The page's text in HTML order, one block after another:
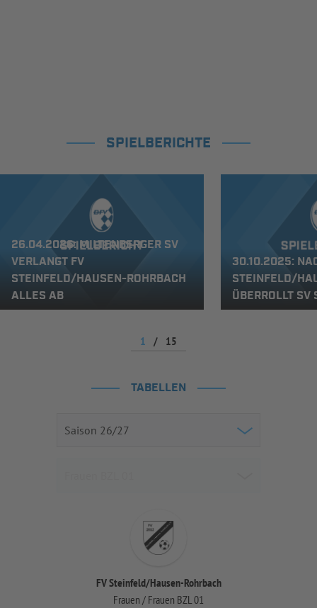
SPIELBERICHTE
26.04.2026: MILTENBERGER SV
VERLANGT FV
STEINFELD/HAUSEN-ROHRBACH
ALLES AB
30.10.2025:
STEINFELD/
ÜBERROLLT SV
1 / 15
TABELLEN
FV Steinfeld/Hausen-Rohrbach
Frauen / Frauen BZL 01